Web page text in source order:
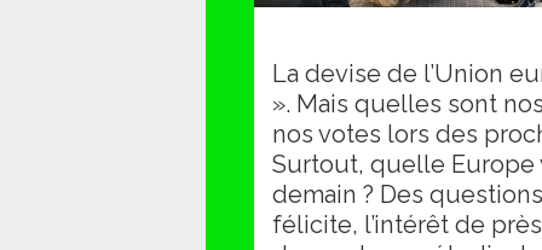
La devise de l’Union
». Mais quelles sont
nos votes lors des
Surtout, quelle
demain ? Des
félicite, l’intérêt de